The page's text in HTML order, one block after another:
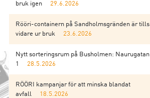
bruk igen
29.6.2026
Rööri-containern på Sandholmsgränden är tills
vidare ur bruk
23.6.2026
Nytt sorteringsrum på Busholmen: Naurugatan
1
28.5.2026
RÖÖRI kampanjar för att minska blandat
avfall
18.5.2026